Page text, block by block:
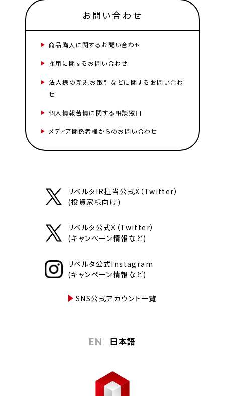
お問い合わせ
商品購入に関するお問い合わせ
採用に関するお問い合わせ
法人様の新規お取引などに関するお問い合わ
せ
個人情報苦情に関する相談窓口
メディア関係者様からのお問い合わせ
リベルタIR担当公式X（Twitter）
(投資家様向け)
リベルタ公式X（Twitter）
(キャンペーン情報など)
リベルタ公式Instagram
(キャンペーン情報など)
SNS公式アカウント一覧
EN 日本語